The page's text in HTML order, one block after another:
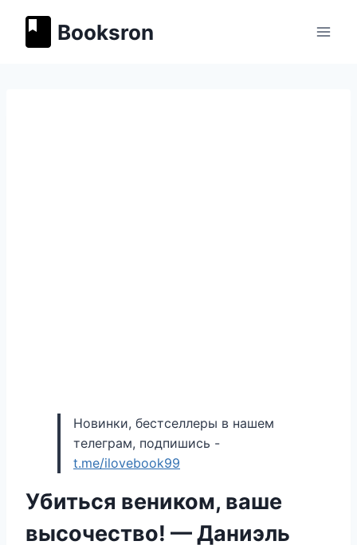
содержимому
Booksron
Новинки, бестселлеры в нашем
телеграм, подпишись -
t.me/ilovebook99
Убиться веником, ваше
высочество! — Даниэль